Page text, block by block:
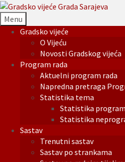
Menu
Gradsko vijeće
O Vijeću
Novosti Gradskog vijeća
Program rada
Aktuelni program rada
Napredna pretraga
Statistika tema
Statistika
Statistika
Sastav
Trenutni sastav
Sastav po strankama